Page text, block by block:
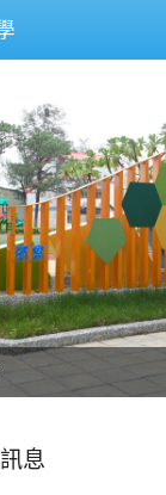
的來源
的來源
意象的中廊
意象的中廊
息